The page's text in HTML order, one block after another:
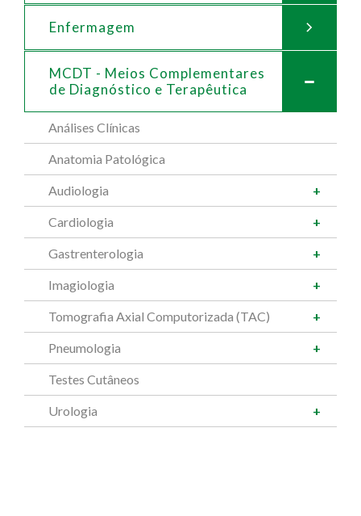
Enfermagem
MCDT - Meios Complementares
de Diagnóstico e Terapêutica
Análises Clínicas
Anatomia Patológica
Audiologia
Cardiologia
Gastrenterologia
Imagiologia
Tomografia Axial Computorizada (TAC)
Pneumologia
Testes Cutâneos
Urologia